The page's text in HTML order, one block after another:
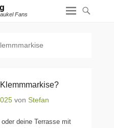
Fans
von Stefan
deine Terrasse mit